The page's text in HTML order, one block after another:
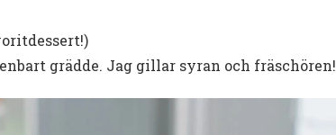
grädde. Jag gillar syran och fräschören!